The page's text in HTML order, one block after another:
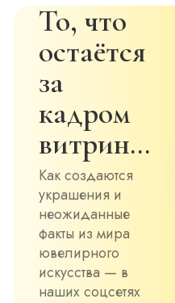
То, что
остаётся
за
кадром
витрин…
Как создаются
украшения и
неожиданные
факты из мира
ювелирного
искусства — в
наших соцсетях